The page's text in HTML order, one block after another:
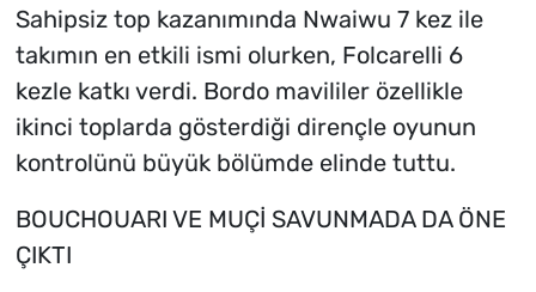
Sahipsiz top kazanımında Nwaiwu 7 kez ile
takımın en etkili ismi olurken, Folcarelli 6
kezle katkı verdi. Bordo mavililer özellikle
ikinci toplarda gösterdiği dirençle oyunun
kontrolünü büyük bölümde elinde tuttu.
BOUCHOUARI VE MUÇİ SAVUNMADA DA ÖNE
ÇIKTI